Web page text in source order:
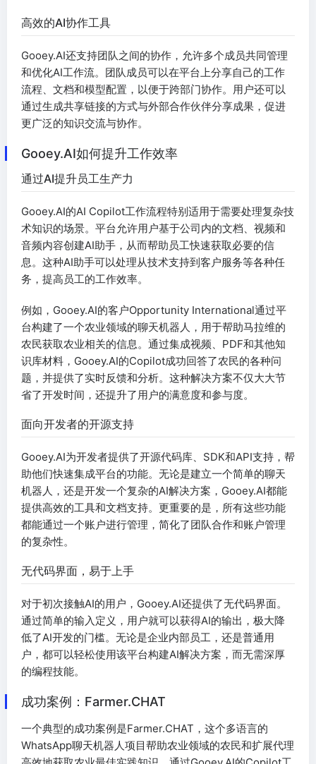
高效的AI协作工具
Gooey.AI还支持团队之间的协作，允许多个成员共同管理
和优化AI工作流。团队成员可以在平台上分享自己的工作
流程、文档和模型配置，以便于跨部门协作。用户还可以
通过生成共享链接的方式与外部合作伙伴分享成果，促进
更广泛的知识交流与协作。
Gooey.AI如何提升工作效率
通过AI提升员工生产力
Gooey.AI的AI Copilot工作流程特别适用于需要处理复杂技
术知识的场景。平台允许用户基于公司内的文档、视频和
音频内容创建AI助手，从而帮助员工快速获取必要的信
息。这种AI助手可以处理从技术支持到客户服务等各种任
务，提高员工的工作效率。
例如，Gooey.AI的客户Opportunity International通过平
台构建了一个农业领域的聊天机器人，用于帮助马拉维的
农民获取农业相关的信息。通过集成视频、PDF和其他知
识库材料，Gooey.AI的Copilot成功回答了农民的各种问
题，并提供了实时反馈和分析。这种解决方案不仅大大节
省了开发时间，还提升了用户的满意度和参与度。
面向开发者的开源支持
Gooey.AI为开发者提供了开源代码库、SDK和API支持，帮
助他们快速集成平台的功能。无论是建立一个简单的聊天
机器人，还是开发一个复杂的AI解决方案，Gooey.AI都能
提供高效的工具和文档支持。更重要的是，所有这些功能
都能通过一个账户进行管理，简化了团队合作和账户管理
的复杂性。
无代码界面，易于上手
对于初次接触AI的用户，Gooey.AI还提供了无代码界面。
通过简单的输入定义，用户就可以获得AI的输出，极大降
低了AI开发的门槛。无论是企业内部员工，还是普通用
户，都可以轻松使用该平台构建AI解决方案，而无需深厚
的编程技能。
成功案例：Farmer.CHAT
一个典型的成功案例是Farmer.CHAT，这个多语言的
WhatsApp聊天机器人项目帮助农业领域的农民和扩展代理